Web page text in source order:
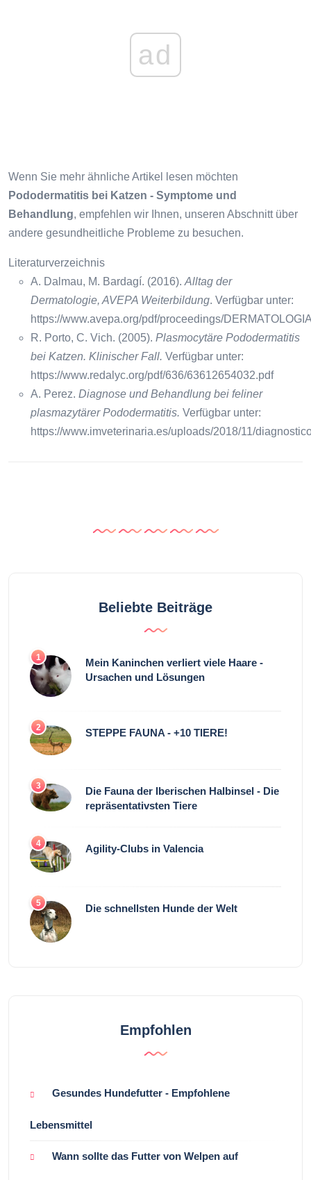
ad
Wenn Sie mehr ähnliche Artikel lesen möchten
Pododermatitis bei Katzen - Symptome und
Behandlung, empfehlen wir Ihnen, unseren Abschnitt über
andere gesundheitliche Probleme zu besuchen.
Literaturverzeichnis
A. Dalmau, M. Bardagí. (2016). Alltag der
Dermatologie, AVEPA Weiterbildung. Verfügbar unter:
https://www.avepa.org/pdf/proceedings/
R. Porto, C. Vich. (2005). Plasmocytäre Pododermatitis
bei Katzen. Klinischer Fall. Verfügbar unter:
https://www.redalyc.org/pdf/636/63612654032.pdf
A. Perez. Diagnose und Behandlung bei feliner
plasmazytärer Pododermatitis. Verfügbar unter:
https://www.imveterinaria.es/uploads/2018/11/
Beliebte Beiträge
1
Mein Kaninchen verliert viele Haare -
Ursachen und Lösungen
2 STEPPE FAUNA - +10 TIERE!
3
Die Fauna der Iberischen Halbinsel - Die
repräsentativsten Tiere
4 Agility-Clubs in Valencia
5 Die schnellsten Hunde der Welt
Empfohlen
Gesundes Hundefutter - Empfohlene
Lebensmittel
Wann sollte das Futter von Welpen auf